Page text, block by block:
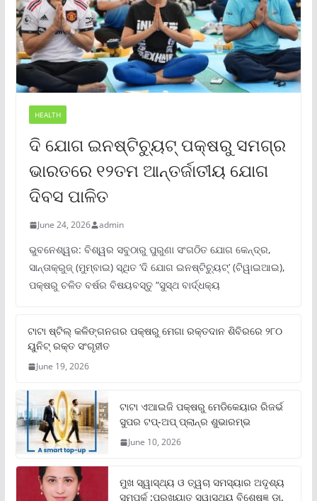
HEALTH
ଦି ଯୋଗ ଇନଷ୍ଟିଚ୍ୟୁଟ୍ ପକ୍ଷରୁ ସମଗ୍ର
ଭାରତରେ ୧୨ତମ ଆନ୍ତର୍ଜାତୀୟ ଯୋଗ
ଦିବସ ପାଳିତ
June 24, 2026 admin
ଭୁବନେଶ୍ୱର: ବିଶ୍ୱର ସବୁଠାରୁ ପୁରୁଣା ସଂଗଠିତ ଯୋଗ କେନ୍ଦ୍ର,
ସାନ୍ତାକ୍ରୁଜ୍ (ମୁମ୍ବାଇ) ସ୍ଥିତ ‘ଦି ଯୋଗ ଇନଷ୍ଟିଚ୍ୟୁଟ୍‌’ (ଟିୱାଇଆଇ),
ପକ୍ଷରୁ ଚଳିତ ବର୍ଷର ବିଷୟବସ୍ତୁ “ସୁସ୍ଥ ବାର୍ଦ୍ଧକ୍ୟ
ଟାଟା ଷ୍ଟିଲ୍‌ କଳିଙ୍ଗନଗର ପକ୍ଷରୁ ମେଗା ରକ୍ତଦାନ ଶିବିରରେ ୨୮୦
ୟୁନିଟ୍‌ ରକ୍ତ ସଂଗୃହୀତ
June 19, 2026
ଟାଟା ଏଆଇଜି ପକ୍ଷରୁ ମେଡିକେୟାର ରିଜର୍ଭ
ସୁପର ଟପ୍‌-ଅପ୍ ପ୍ଲାନ୍‌ର ଶୁଭାରମ୍ଭ
June 10, 2026
ମୁଖ ସ୍ୱାସ୍ଥ୍ୟ ଓ ତ୍ୱଚା ସମସ୍ୟାର ଅଦୃଶ୍ୟ
ସମ୍ପର୍କ :ପ୍ରଖ୍ୟାତ ସ୍ୱାସ୍ଥ୍ୟ ବିଶେଷଜ୍ଞ ଡା.